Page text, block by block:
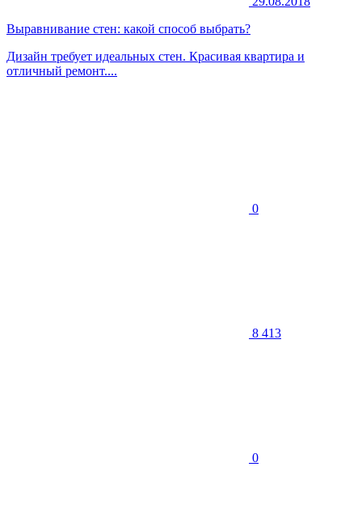
Выравнивание стен: какой способ выбрать?
Дизайн требует идеальных стен. Красивая квартира и
отличный ремонт....
0
8 413
0